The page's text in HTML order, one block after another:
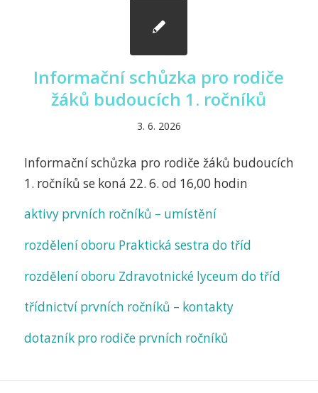
Informační schůzka pro rodiče
žáků budoucích 1. ročníků
3. 6. 2026
Informační schůzka pro rodiče žáků budoucích
1. ročníků se koná 22. 6. od 16,00 hodin
aktivy prvních ročníků – umístění
rozdělení oboru Praktická sestra do tříd
rozdělení oboru Zdravotnické lyceum do tříd
třídnictví prvních ročníků – kontakty
dotazník pro rodiče prvních ročníků